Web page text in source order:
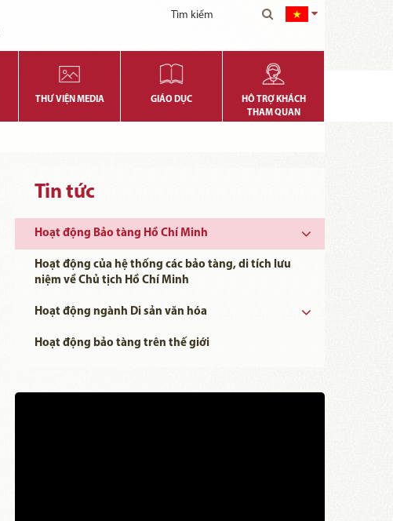
THƯ VIỆN MEDIA GIÁO DỤC
HỖ TRỢ KHÁCH
THAM QUAN
Tin tức
Hoạt động Bảo tàng Hồ Chí Minh
Hoạt động của hệ thống các bảo tàng, di tích lưu
niệm về Chủ tịch Hồ Chí Minh
Hoạt động ngành Di sản văn hóa
Hoạt động bảo tàng trên thế giới